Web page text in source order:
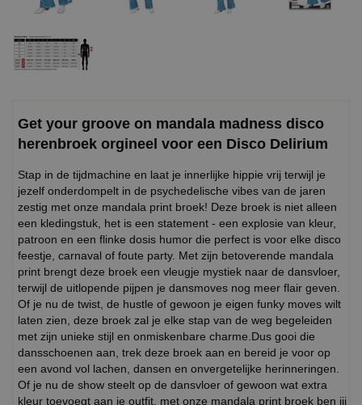
Get your groove on mandala madness disco
herenbroek orgineel voor een Disco Delirium
Stap in de tijdmachine en laat je innerlijke hippie vrij terwijl je
jezelf onderdompelt in de psychedelische vibes van de jaren
zestig met onze mandala print broek! Deze broek is niet alleen
een kledingstuk, het is een statement - een explosie van kleur,
patroon en een flinke dosis humor die perfect is voor elke disco
feestje, carnaval of foute party. Met zijn betoverende mandala
print brengt deze broek een vleugje mystiek naar de dansvloer,
terwijl de uitlopende pijpen je dansmoves nog meer flair geven.
Of je nu de twist, de hustle of gewoon je eigen funky moves wilt
laten zien, deze broek zal je elke stap van de weg begeleiden
met zijn unieke stijl en onmiskenbare charme.Dus gooi die
dansschoenen aan, trek deze broek aan en bereid je voor op
een avond vol lachen, dansen en onvergetelijke herinneringen.
Of je nu de show steelt op de dansvloer of gewoon wat extra
kleur toevoegt aan je outfit, met onze mandala print broek ben jij